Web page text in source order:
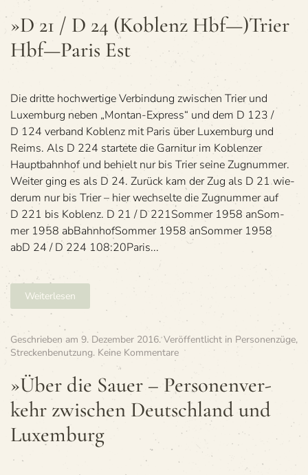
/
Hbf
»D 21 / D 24 (Koblenz Hbf—)Trier
Hbf—Paris Est
Die dritte hoch­wer­tige Ver­bin­dung zwi­schen Trier und
Luxem­burg neben „Mon­tan-Express“ und dem D 123 /
D 124 ver­band Koblenz mit Paris über Luxem­burg und
Reims. Als D 224 star­tete die Gar­ni­tur im Koblen­zer
Haupt­bahn­hof und behielt nur bis Trier seine Zug­num­mer.
Wei­ter ging es als D 24. Zurück kam der Zug als D 21 wie­
derum nur bis Trier – hier wech­selte die Zug­num­mer auf
D 221 bis Koblenz. D 21 / D 221Som­mer 1958 anSom­
mer 1958 abBahn­hofSom­mer 1958 anSom­mer 1958
abD 24 / D 224 108:20Paris...
Weiterlesen
Geschrieben am 9. Dezember 2016. Veröffentlicht in Personenzüge,
Streckenbenutzung. Keine Kommentarezu
Sauer
Per­
so­
»Über die Sauer – Per­so­nen­ver­
kehr zwi­schen Deutsch­land und
Luxemburg